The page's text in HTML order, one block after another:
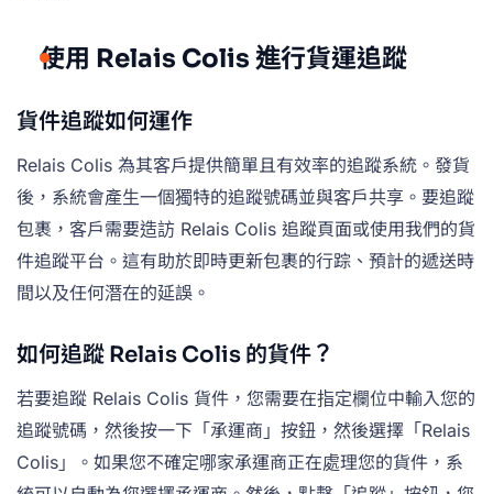
使用 Relais Colis 進行貨運追蹤
貨件追蹤如何運作
Relais Colis 為其客戶提供簡單且有效率的追蹤系統。發貨
後，系統會產生一個獨特的追蹤號碼並與客戶共享。要追蹤
包裹，客戶需要造訪 Relais Colis 追蹤頁面或使用我們的貨
件追蹤平台。這有助於即時更新包裹的行踪、預計的遞送時
間以及任何潛在的延誤。
如何追蹤 Relais Colis 的貨件？
若要追蹤 Relais Colis 貨件，您需要在指定欄位中輸入您的
追蹤號碼，然後按一下「承運商」按鈕，然後選擇「Relais
Colis」。如果您不確定哪家承運商正在處理您的貨件，系